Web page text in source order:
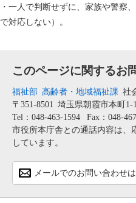
・一人で判断せずに、家族や警察
で対応しない）。
このページに関するお
福祉部 高齢者・地域福祉課 社
〒351-8501 埼玉県朝霞市本町1-
Tel：048-463-1594
Fax：048-
市役所本庁舎との通話内容は、
しています。
メールでのお問い合わせ